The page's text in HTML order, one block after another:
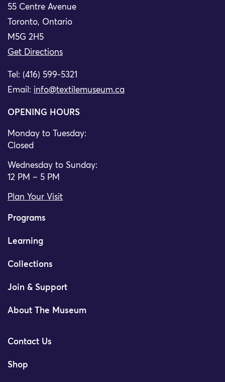
55 Centre Avenue
Toronto, Ontario
M5G 2H5
Get Directions
Tel: (416) 599-5321
Email: info@textilemuseum.ca
OPENING HOURS
Monday to Tuesday:
Closed
Wednesday to Sunday:
12 PM – 5 PM
Plan Your Visit
Programs
Learning
Collections
Join & Support
About The Museum
Contact Us
Shop